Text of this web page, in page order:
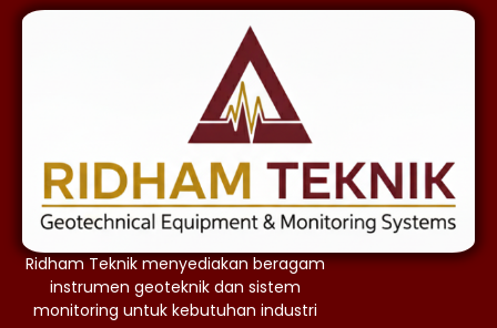
Ridham Teknik menyediakan beragam
instrumen geoteknik dan sistem
monitoring untuk kebutuhan industri